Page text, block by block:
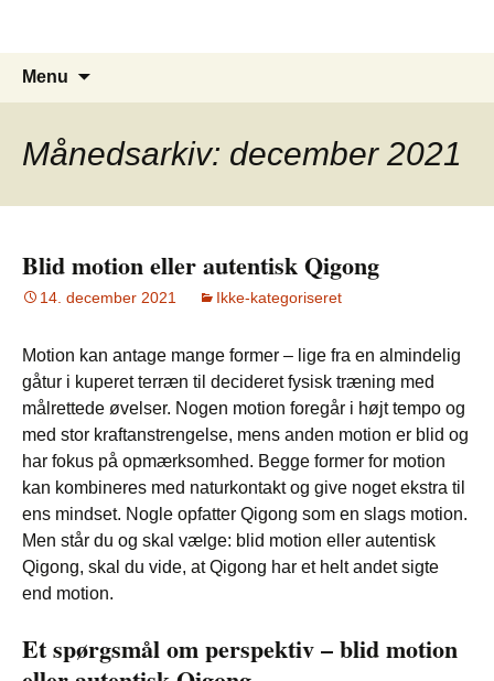
Menu
Månedsarkiv: december 2021
Blid motion eller autentisk Qigong
14. december 2021 Ikke-kategoriseret
Motion kan antage mange former – lige fra en almindelig
gåtur i kuperet terræn til decideret fysisk træning med
målrettede øvelser. Nogen motion foregår i højt tempo og
med stor kraftanstrengelse, mens anden motion er blid og
har fokus på opmærksomhed. Begge former for motion
kan kombineres med naturkontakt og give noget ekstra til
ens mindset. Nogle opfatter Qigong som en slags motion.
Men står du og skal vælge: blid motion eller autentisk
Qigong, skal du vide, at Qigong har et helt andet sigte
end motion.
Et spørgsmål om perspektiv – blid motion